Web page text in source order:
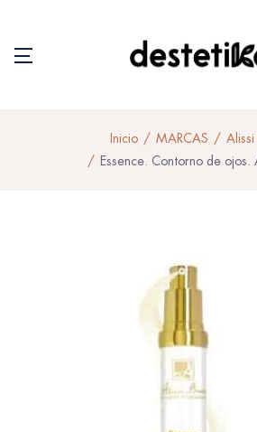
Inicio MARCAS
Essence. Contorno de ojos.